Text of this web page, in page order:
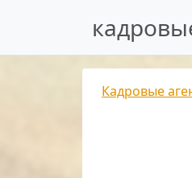
Кадровые